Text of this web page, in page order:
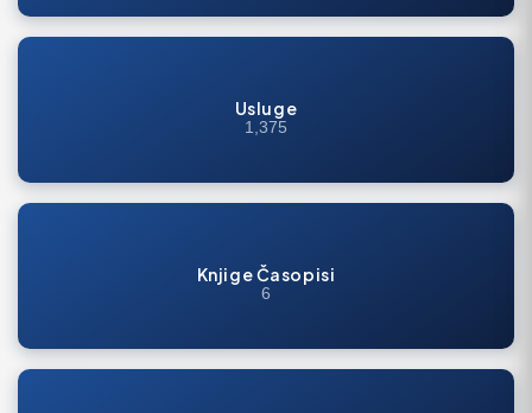
Usluge
1,375
Knjige Časopisi
6